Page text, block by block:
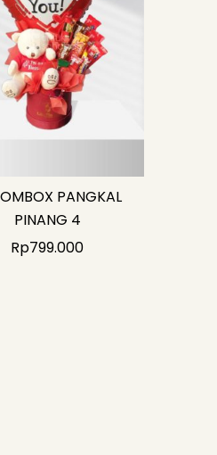
PANGKAL
PINANG 4
Rp799.000